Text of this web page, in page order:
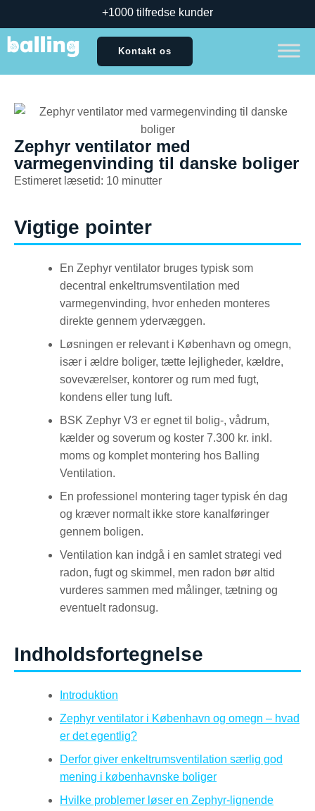
+1000 tilfredse kunder
Kontakt os
Zephyr ventilator med
varmegenvinding til danske boliger
Estimeret læsetid: 10 minutter
Vigtige pointer
En Zephyr ventilator bruges typisk som
decentral enkeltrumsventilation med
varmegenvinding, hvor enheden monteres
direkte gennem ydervæggen.
Løsningen er relevant i København og omegn,
især i ældre boliger, tætte lejligheder, kældre,
soveværelser, kontorer og rum med fugt,
kondens eller tung luft.
BSK Zephyr V3 er egnet til bolig-, vådrum,
kælder og soverum og koster 7.300 kr. inkl.
moms og komplet montering hos Balling
Ventilation.
En professionel montering tager typisk én dag
og kræver normalt ikke store kanalføringer
gennem boligen.
Ventilation kan indgå i en samlet strategi ved
radon, fugt og skimmel, men radon bør altid
vurderes sammen med målinger, tætning og
eventuelt radonsug.
Indholdsfortegnelse
Introduktion
Zephyr ventilator i København og omegn – hvad
er det egentlig?
Derfor giver enkeltrumsventilation særlig god
mening i københavnske boliger
Hvilke problemer løser en Zephyr-lignende